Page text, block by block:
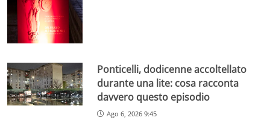
Ponticelli, dodicenne accoltellato
durante una lite: cosa racconta
davvero questo episodio
Ago 6, 2026 9:45